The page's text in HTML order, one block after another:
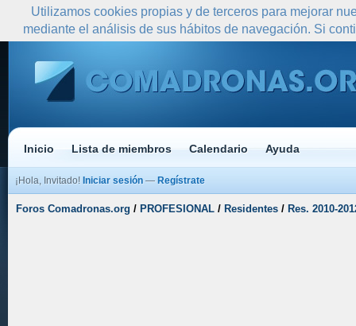
Inicio Lista de miembros Calendario Ayuda
¡Hola, Invitado! Iniciar sesión — Regístrate
Foros Comadronas.org / PROFESIONAL / Residentes / Res. 2010-
Utilizamos cookies propias y de terceros para mejorar
mediante el análisis de sus hábitos de navegación. Si